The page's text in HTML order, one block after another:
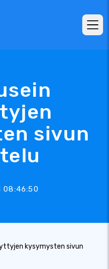
sivun
08:46:50
kysymysten sivun